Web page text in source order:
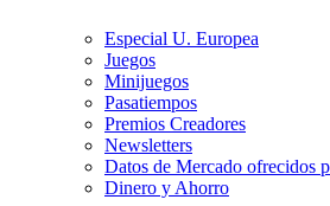
Especial U. Europea
Juegos
Minijuegos
Pasatiempos
Premios Creadores
Newsletters
Datos de Mercado ofrecidos
Dinero y Ahorro